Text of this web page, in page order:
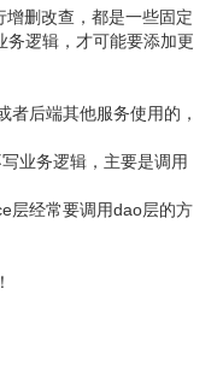
删改查，都是一些固定
务逻辑，才可能要添加更
后端其他服务使用的，
业务逻辑，主要是调用
层经常要调用dao层的方